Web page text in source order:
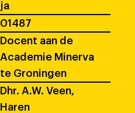
ja
01487
Docent aan de
Academie Minerva
te Groningen
Dhr. A.W. Veen,
Haren